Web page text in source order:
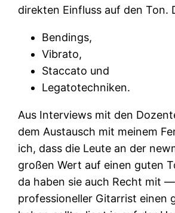
direkten Einfluss auf den Ton.
Bendings,
Vibrato,
Staccato und
Legatotechniken.
Aus Interviews mit den
dem Austausch mit meinem
ich, dass die Leute an der
großen Wert auf einen guten
da haben sie auch Recht mit
professioneller Gitarrist einen